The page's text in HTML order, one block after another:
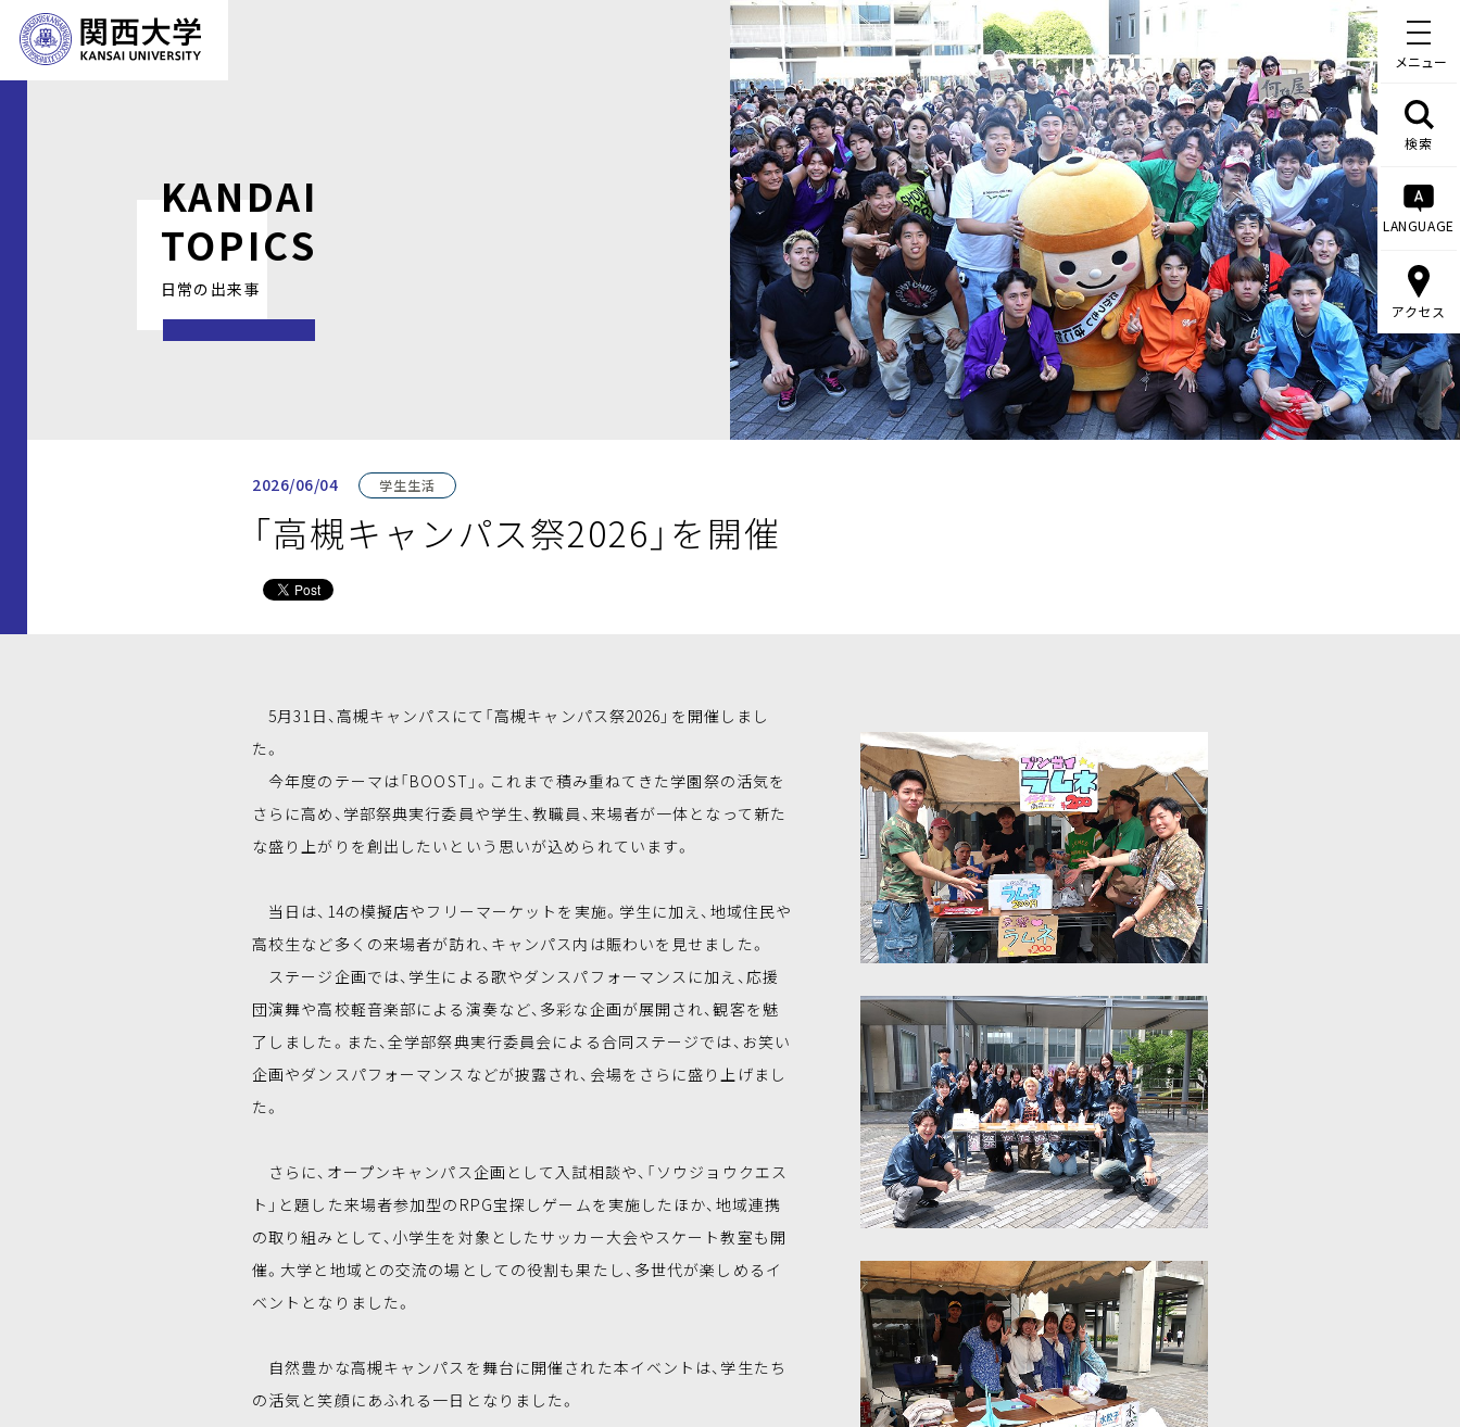
メニュー
検索
LANGUAGE
アクセス
KANDAI
TOPICS
日常の出来事
2026/06/04 学生生活
「高槻キャンパス祭2026」を開催
5月31日、高槻キャンパスにて「高槻キャンパス祭2026」を開催しまし
た。
今年度のテーマは「BOOST」。これまで積み重ねてきた学園祭の活気を
さらに高め、学部祭典実行委員や学生、教職員、来場者が一体となって新た
な盛り上がりを創出したいという思いが込められています。
当日は、14の模擬店やフリーマーケットを実施。学生に加え、地域住民や
高校生など多くの来場者が訪れ、キャンパス内は賑わいを見せました。
ステージ企画では、学生による歌やダンスパフォーマンスに加え、応援
団演舞や高校軽音楽部による演奏など、多彩な企画が展開され、観客を魅
了しました。また、全学部祭典実行委員会による合同ステージでは、お笑い
企画やダンスパフォーマンスなどが披露され、会場をさらに盛り上げまし
た。
さらに、オープンキャンパス企画として入試相談や、「ソウジョウクエス
ト」と題した来場者参加型のRPG宝探しゲームを実施したほか、地域連携
の取り組みとして、小学生を対象としたサッカー大会やスケート教室も開
催。大学と地域との交流の場としての役割も果たし、多世代が楽しめるイ
ベントとなりました。
自然豊かな高槻キャンパスを舞台に開催された本イベントは、学生たち
の活気と笑顔にあふれる一日となりました。